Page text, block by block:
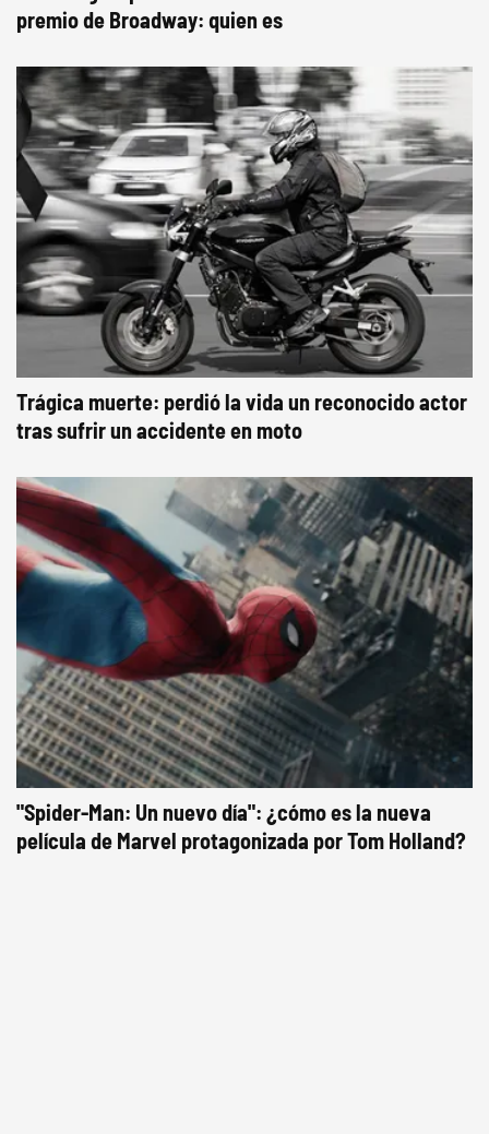
premio de Broadway: quien es
Trágica muerte: perdió la vida un reconocido actor
tras sufrir un accidente en moto
"Spider-Man: Un nuevo día": ¿cómo es la nueva
película de Marvel protagonizada por Tom Holland?